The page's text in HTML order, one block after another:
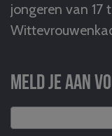
jongeren van 17
Meld je aan